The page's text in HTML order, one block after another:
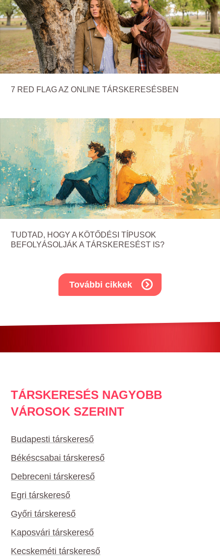
7 RED FLAG AZ ONLINE TÁRSKERESÉSBEN
TUDTAD, HOGY A KÖTŐDÉSI TÍPUSOK
BEFOLYÁSOLJÁK A TÁRSKERESÉST IS?
További cikkek
TÁRSKERESÉS NAGYOBB
VÁROSOK SZERINT
Budapesti társkereső
Békéscsabai társkereső
Debreceni társkereső
Egri társkereső
Győri társkereső
Kaposvári társkereső
Kecskeméti társkereső